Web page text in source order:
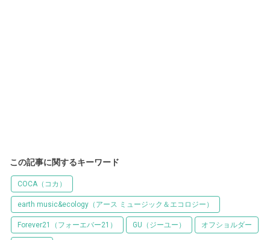
この記事に関するキーワード
COCA（コカ）
earth music&ecology（アース ミュージック＆エコロジー）
Forever21（フォーエバー21） GU（ジーユー） オフショルダー